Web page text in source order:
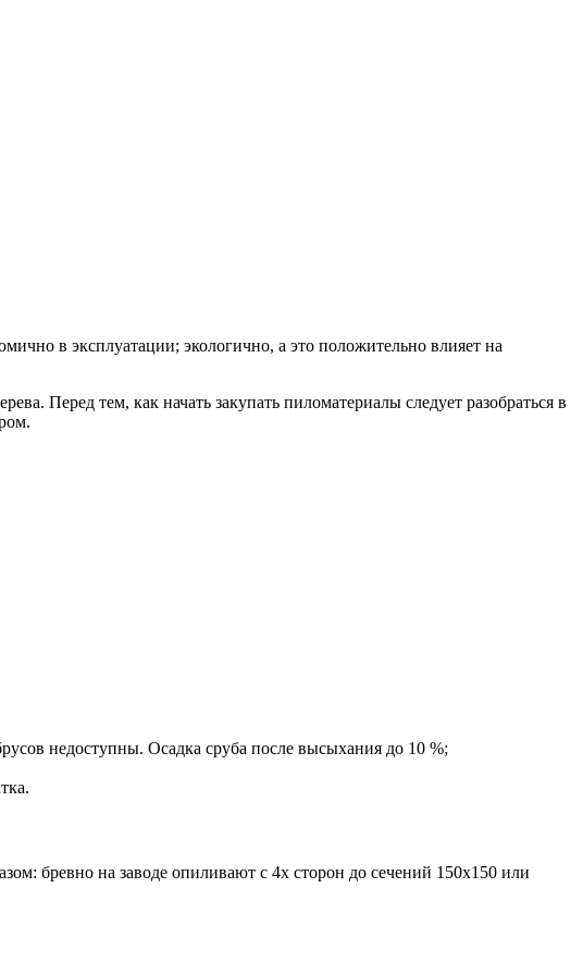
в эксплуатации; экологично, а это положительно влияет на
Перед тем, как начать закупать пиломатериалы следует разобраться в
недоступны. Осадка сруба после высыхания до 10 %;
бревно на заводе опиливают с 4х сторон до сечений 150х150 или